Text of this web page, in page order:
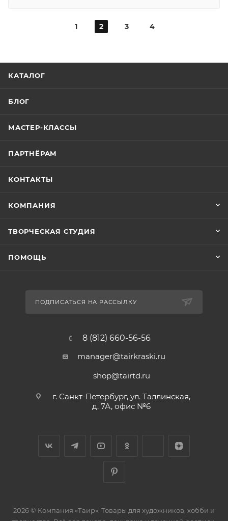
1 2 3 4
КАТАЛОГ
БЛОГ
МАСТЕР-КЛАССЫ
ПАРТНЁРАМ
КОНТАКТЫ
КОМПАНИЯ
ТВОРЧЕСКАЯ СТУДИЯ
ПОМОЩЬ
ПОДПИСАТЬСЯ НА РАССЫЛКУ
8 (812) 660-56-56
manager@tairkraski.ru
shop@tairtd.ru
г. Санкт-Петербург, ул. Таллинская,
д. 7А, офис №6
2026 © Компания «Таир». Товары для художников, хобби и